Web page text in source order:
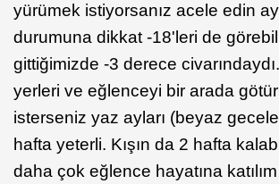
yürümek istiyorsanız acele edin
durumuna dikkat -18'leri de
gittiğimizde -3 derece
yerleri ve eğlenceyi bir arada
isterseniz yaz ayları (beyaz
hafta yeterli. Kışın da 2 hafta
daha çok eğlence hayatına katılım